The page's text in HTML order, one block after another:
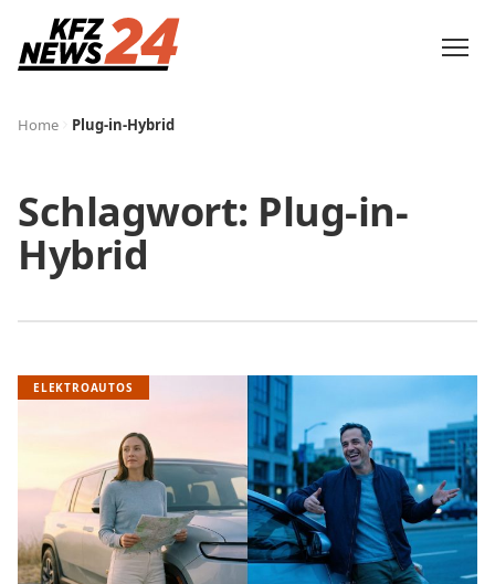
Home Plug-in-Hybrid
Schlagwort: Plug-in-
Hybrid
ELEKTROAUTOS